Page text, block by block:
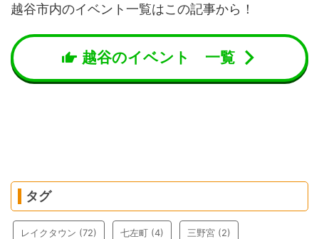
越谷市内のイベント一覧はこの記事から！
越谷のイベント 一覧
タグ
レイクタウン (72) 七左町 (4) 三野宮 (2)